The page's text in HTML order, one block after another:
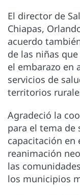
El director de
Chiapas,
acuerdo
de las niñas
el embarazo en
servicios de
territorios
Agradeció la
para el tema de
capacitación en
reanimación
las
los municipios